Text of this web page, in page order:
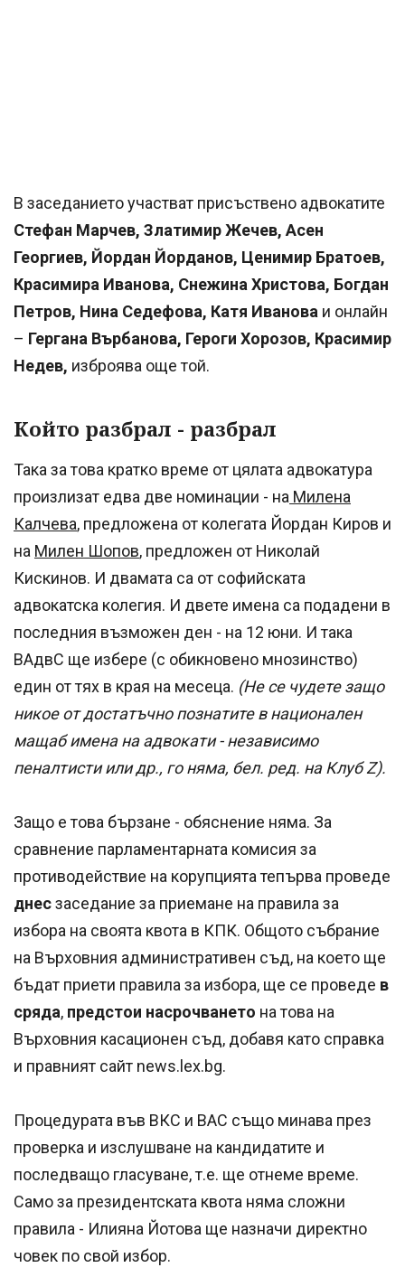
В заседанието участват присъствено адвокатите
Стефан Марчев, Златимир Жечев, Асен
Георгиев, Йордан Йорданов, Ценимир Братоев,
Красимира Иванова, Снежина Христова, Богдан
Петров, Нина Седефова, Катя Иванова и онлайн
– Гергана Върбанова, Героги Хорозов, Красимир
Недев, изброява още той.
Който разбрал - разбрал
Така за това кратко време от цялата адвокатура
произлизат едва две номинации - на Милена
Калчева, предложена от колегата Йордан Киров и
на Милен Шопов, предложен от Николай
Кискинов. И двамата са от софийската
адвокатска колегия. И двете имена са подадени в
последния възможен ден - на 12 юни. И така
ВАдвС ще избере (с обикновено мнозинство)
един от тях в края на месеца. (Не се чудете защо
никое от достатъчно познатите в национален
мащаб имена на адвокати - независимо
пеналтисти или др., го няма, бел. ред. на Клуб Z).
Защо е това бързане - обяснение няма. За
сравнение парламентарната комисия за
противодействие на корупцията тепърва проведе
днесзаседание за приемане на правила за
избора на своята квота в КПК. Общото събрание
на Върховния административен съд, на което ще
бъдат приети правила за избора, ще се проведе в
сряда, предстои насрочването на това на
Върховния касационен съд, добавя като справка
и правният сайт news.lex.bg.
Процедурата във ВКС и ВАС също минава през
проверка и изслушване на кандидатите и
последващо гласуване, т.е. ще отнеме време.
Само за президентската квота няма сложни
правила - Илияна Йотова ще назначи директно
човек по свой избор.